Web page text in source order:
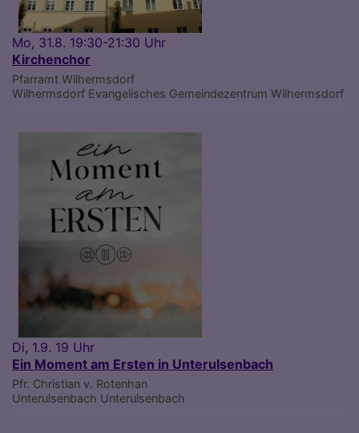
Mo, 31.8. 19:30-21:30 Uhr
Kirchenchor
Pfarramt Wilhermsdorf
Wilhermsdorf Evangelisches Gemeindezentrum Wilhermsdorf
Di, 1.9. 19 Uhr
Ein Moment am Ersten in Unterulsenbach
Pfr. Christian v. Rotenhan
Unterulsenbach Unterulsenbach